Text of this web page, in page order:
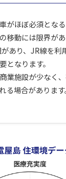
がほぼ必須とな
移動には限界があ
あり、JR線を利
となります。
業施設が少なく
る場合があります